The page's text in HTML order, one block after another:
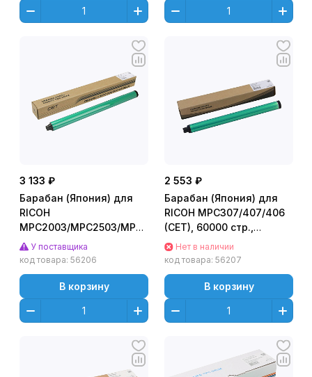
3 133 ₽
Барабан (Япония) для
RICOH
MPC2003/MPC2503/MPC2004/MPC2504
(CET), 60000 стр.,
CET6232
У поставщика
код товара: 56206
В корзину
2 553 ₽
Барабан (Япония) для
RICOH MPC307/407/406
(CET), 60000 стр.,
CET101040
Нет в наличии
код товара: 56207
В корзину